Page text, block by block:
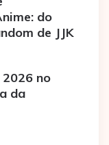
do
de JJK
no
da